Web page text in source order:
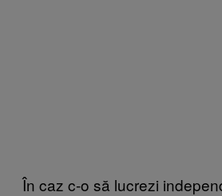
În caz c-o să lucrezi